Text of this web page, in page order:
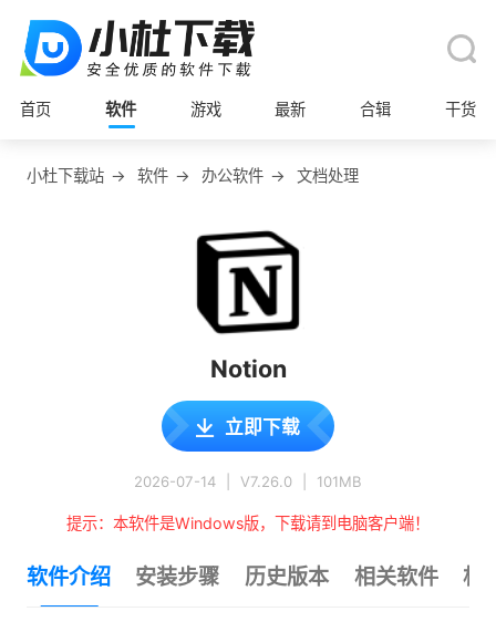
首页 软件 游戏 最新 合辑 干货
小杜下载站 → 软件 → 办公软件 → 文档处理
Notion
立即下载
2026-07-14 V7.26.0 101MB
提示：本软件是Windows版，下载请到电脑客户端！
软件介绍 安装步骤 历史版本 相关软件 相